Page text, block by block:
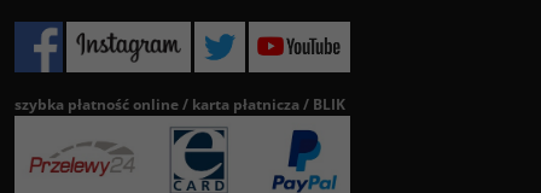
szybka płatność online / karta płatnicza / BLIK